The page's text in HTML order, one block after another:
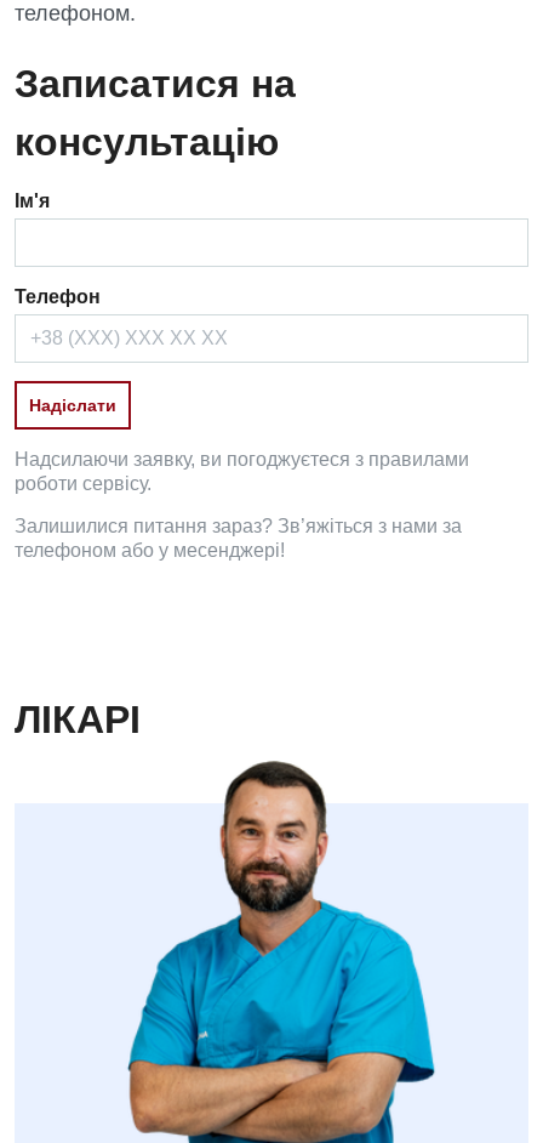
телефоном.
Записатися на
консультацію
Ім'я
Телефон
Надсилаючи заявку, ви погоджуєтеся з правилами
роботи сервісу.
Залишилися питання зараз? Зв’яжіться з нами за
телефоном або у месенджері!
ЛІКАРІ